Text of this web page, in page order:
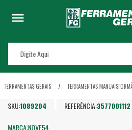
FERRAMENTAS GERAIS FERRAMENTAS MANUAIS
SKU:1089204 REFERÊNCIA:3577001112
MARCA:NOVE54